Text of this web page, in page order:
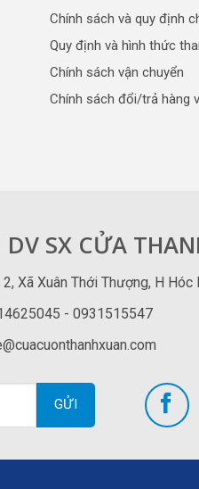
Chính sách và quy định
Quy định và hình thức
Chính sách vận chuyển
Chính sách đổi/trả hàng
SX CỬA
Xã Xuân Thới Thượng, H Hóc
- 0931515547